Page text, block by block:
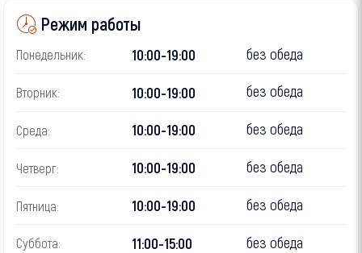
Режим работы
Понедельник: 10:00-19:00 без обеда
Вторник: 10:00-19:00 без обеда
Среда: 10:00-19:00 без обеда
Четверг: 10:00-19:00 без обеда
Пятница: 10:00-19:00 без обеда
Суббота: 11:00-15:00 без обеда